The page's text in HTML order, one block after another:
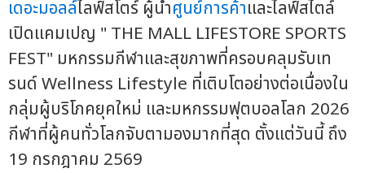
เดอะมอลล์ไลฟ์สโตร์ ผู้นำศูนย์การค้าและไลฟ์สไตล์
เปิดแคมเปญ " THE MALL LIFESTORE SPORTS
FEST" มหกรรมกีฬาและสุขภาพที่ครอบคลุมรับเท
รนด์ Wellness Lifestyle ที่เติบโตอย่างต่อเนื่องใน
กลุ่มผู้บริโภคยุคใหม่ และมหกรรมฟุตบอลโลก 2026
กีฬาที่ผู้คนทั่วโลกจับตามองมากที่สุด ตั้งแต่วันนี้ ถึง
19 กรกฎาคม 2569